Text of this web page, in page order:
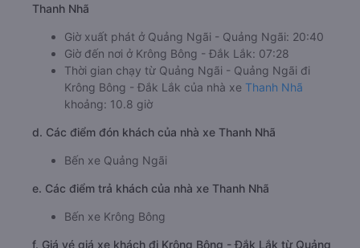
Thanh Nhã
Giờ xuất phát ở Quảng Ngãi - Quảng Ngãi: 20:40
Giờ đến nơi ở Krông Bông - Đắk Lắk: 07:28
Thời gian chạy từ Quảng Ngãi - Quảng Ngãi đi
Krông Bông - Đắk Lắk của nhà xe Thanh Nhã
khoảng: 10.8 giờ
d. Các điểm đón khách của nhà xe Thanh Nhã
Bến xe Quảng Ngãi
e. Các điểm trả khách của nhà xe Thanh Nhã
Bến xe Krông Bông
f. Giá vé giá xe khách đi Krông Bông - Đắk Lắk từ Quảng